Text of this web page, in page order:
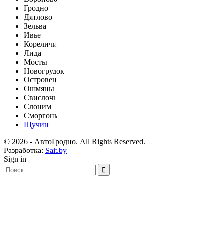
Гродно
Дятлово
Зельва
Ивье
Кореличи
Лида
Мосты
Новогрудок
Островец
Ошмяны
Свислочь
Слоним
Сморгонь
Щучин
© 2026 - АвтоГродно. All Rights Reserved.
Разработка: Sait.by
Sign in